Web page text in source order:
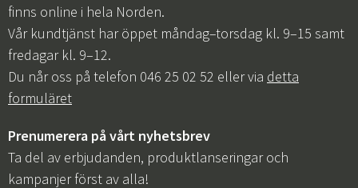
finns online i hela Norden.
Vår kundtjänst har öppet måndag–torsdag kl. 9–15 samt
fredagar kl. 9–12.
Du når oss på telefon 046 25 02 52 eller via detta
formuläret
Prenumerera på vårt nyhetsbrev
Ta del av erbjudanden, produktlanseringar och
kampanjer först av alla!